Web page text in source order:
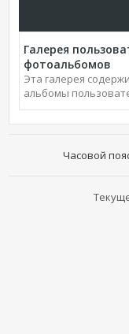
Галерея
фотоальбомов
Эта галерея
альбомы
Часовой